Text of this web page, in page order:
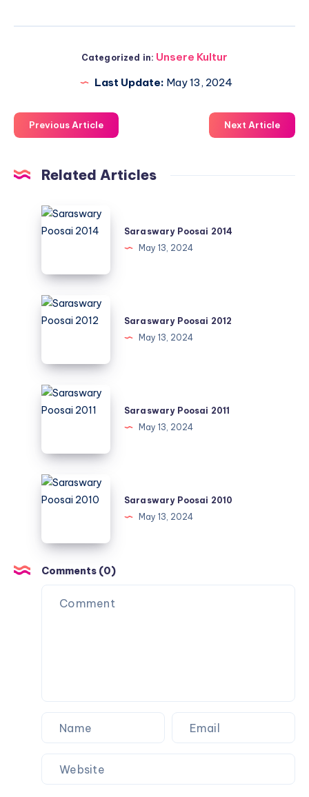
Categorized in: Unsere Kultur
Last Update: May 13, 2024
Previous Article Next Article
Related Articles
Saraswary
Poosai
Saraswary Poosai 2014
May 13, 2024
Saraswary
Poosai
Saraswary Poosai 2012
May 13, 2024
Saraswary
Poosai
Saraswary Poosai 2011
May 13, 2024
Saraswary
Poosai
Saraswary Poosai 2010
May 13, 2024
Comments (0)